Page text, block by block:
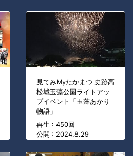
見てみMyたかまつ 史跡高
松城玉藻公園ライトアッ
プイベント「玉藻あかり
物語」
再生 : 450回
公開 : 2024.8.29